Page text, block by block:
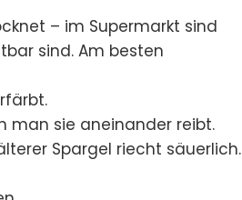
– im Supermarkt sind
sind. Am besten
man sie aneinander reibt.
Spargel riecht säuerlich.